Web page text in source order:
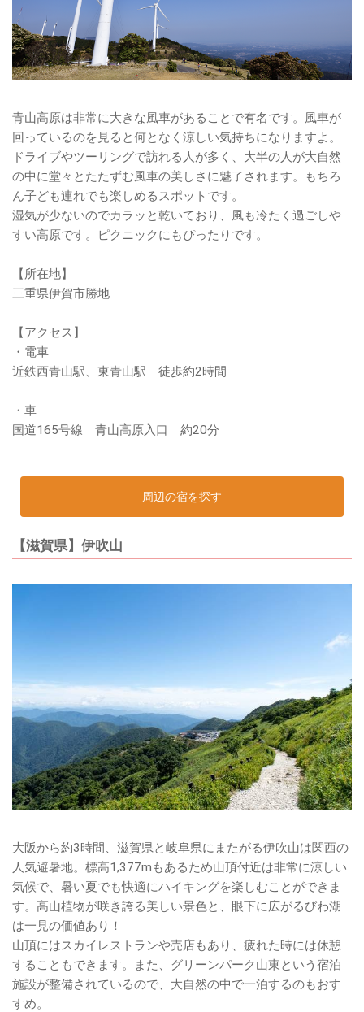
青山高原は非常に大きな風車があることで有名です。風車が
回っているのを見ると何となく涼しい気持ちになりますよ。
ドライブやツーリングで訪れる人が多く、大半の人が大自然
の中に堂々とたたずむ風車の美しさに魅了されます。もちろ
ん子ども連れでも楽しめるスポットです。
湿気が少ないのでカラッと乾いており、風も冷たく過ごしや
すい高原です。ピクニックにもぴったりです。
【所在地】
三重県伊賀市勝地
【アクセス】
・電車
近鉄西青山駅、東青山駅 徒歩約2時間
・車
国道165号線 青山高原入口 約20分
周辺の宿を探す
【滋賀県】伊吹山
大阪から約3時間、滋賀県と岐阜県にまたがる伊吹山は関西の
人気避暑地。標高1,377mもあるため山頂付近は非常に涼しい
気候で、暑い夏でも快適にハイキングを楽しむことができま
す。高山植物が咲き誇る美しい景色と、眼下に広がるびわ湖
は一見の価値あり！
山頂にはスカイレストランや売店もあり、疲れた時には休憩
することもできます。また、グリーンパーク山東という宿泊
施設が整備されているので、大自然の中で一泊するのもおす
すめ。